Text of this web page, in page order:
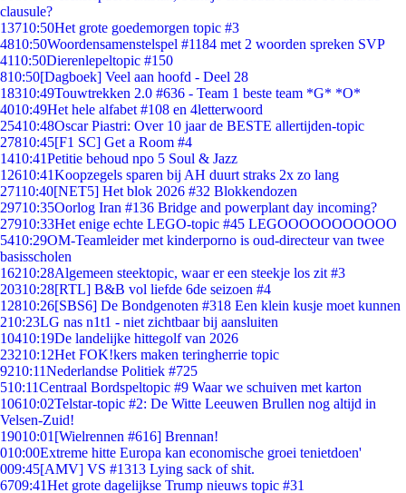
clausule?
13710:50Het grote goedemorgen topic #3
4810:50Woordensamenstelspel #1184 met 2 woorden spreken SVP
4110:50Dierenlepeltopic #150
810:50[Dagboek] Veel aan hoofd - Deel 28
18310:49Touwtrekken 2.0 #636 - Team 1 beste team *G* *O*
4010:49Het hele alfabet #108 en 4letterwoord
25410:48Oscar Piastri: Over 10 jaar de BESTE allertijden-topic
27810:45[F1 SC] Get a Room #4
1410:41Petitie behoud npo 5 Soul & Jazz
12610:41Koopzegels sparen bij AH duurt straks 2x zo lang
27110:40[NET5] Het blok 2026 #32 Blokkendozen
29710:35Oorlog Iran #136 Bridge and powerplant day incoming?
27910:33Het enige echte LEGO-topic #45 LEGOOOOOOOOOOO
5410:29OM-Teamleider met kinderporno is oud-directeur van twee
basisscholen
16210:28Algemeen steektopic, waar er een steekje los zit #3
20310:28[RTL] B&B vol liefde 6de seizoen #4
12810:26[SBS6] De Bondgenoten #318 Een klein kusje moet kunnen
210:23LG nas n1t1 - niet zichtbaar bij aansluiten
10410:19De landelijke hittegolf van 2026
23210:12Het FOK!kers maken teringherrie topic
9210:11Nederlandse Politiek #725
510:11Centraal Bordspeltopic #9 Waar we schuiven met karton
10610:02Telstar-topic #2: De Witte Leeuwen Brullen nog altijd in
Velsen-Zuid!
19010:01 [Wielrennen #616] Brennan!
010:00Extreme hitte Europa kan economische groei tenietdoen'
009:45[AMV] VS #1313 Lying sack of shit.
6709:41Het grote dagelijkse Trump nieuws topic #31